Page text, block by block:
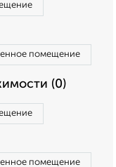
помещение
(0)
помещение